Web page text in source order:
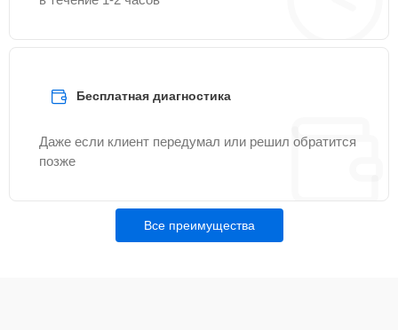
Бесплатная диагностика
Даже если клиент передумал или решил обратится
позже
Все преимущества